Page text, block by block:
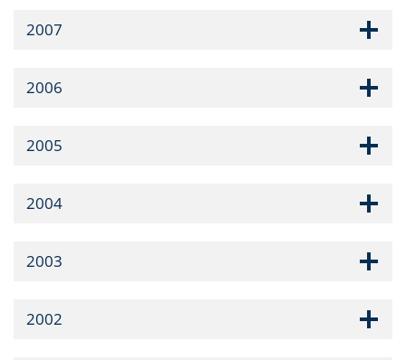
2007
2006
2005
2004
2003
2002